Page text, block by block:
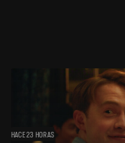
HACE 23 HORAS